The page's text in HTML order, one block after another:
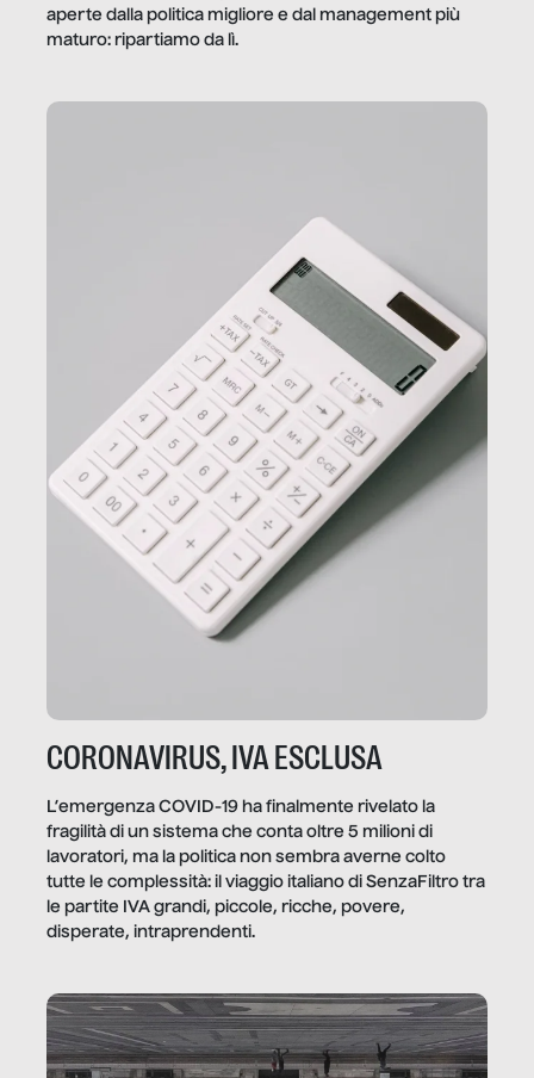
aperte dalla politica migliore e dal management più
maturo: ripartiamo da lì.
CORONAVIRUS, IVA ESCLUSA
L’emergenza COVID-19 ha finalmente rivelato la
fragilità di un sistema che conta oltre 5 milioni di
lavoratori, ma la politica non sembra averne colto
tutte le complessità: il viaggio italiano di SenzaFiltro tra
le partite IVA grandi, piccole, ricche, povere,
disperate, intraprendenti.